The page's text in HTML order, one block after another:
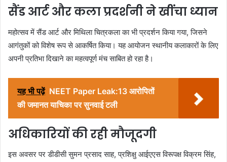
सैंड आर्ट और कला प्रदर्शनी ने खींचा ध्यान
महोत्सव में सैंड आर्ट और मिथिला चित्रकला का भी प्रदर्शन किया गया, जिसने
आगंतुकों को विशेष रूप से आकर्षित किया। यह आयोजन स्थानीय कलाकारों के लिए
अपनी प्रतिभा दिखाने का महत्वपूर्ण मंच साबित हो रहा है।
यह भी पढ़ें NEET Paper Leak:13 आरोपितों
की जमानत याचिका पर सुनवाई टली
अधिकारियों की रही मौजूदगी
इस अवसर पर डीडीसी सुमन प्रसाद साह, प्रशिक्षु आईएएस विरूपक्ष विक्रम सिंह,